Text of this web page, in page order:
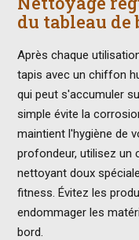
du tableau de
Après chaque
tapis avec un chiffon
qui peut s'accumuler
simple évite la
maintient l'hygiène de
profondeur, utilisez un
nettoyant doux
fitness. Évitez les
endommager les
bord.